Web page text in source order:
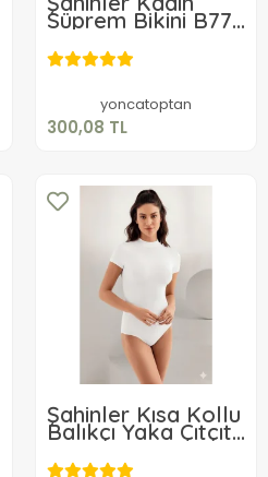
Süprem Bikini B770
3 Adet
yoncatoptan
300,08 TL
300,08 TL
Şahinler Kısa Kollu
Balıkçı Yaka Çıtçıtlı
Body B248
403,98 TL